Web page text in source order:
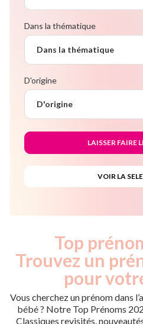
Dans la thématique
Dans la thématique
D'origine
D'origine
Top
Trouvez un
pour
Vous cherchez un prénom dans
bébé ? Notre Top Prénoms
Classiques revisités,